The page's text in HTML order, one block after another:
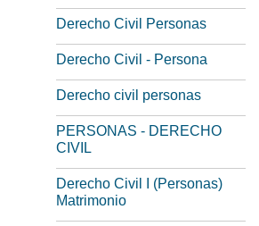
Derecho Civil Personas
Derecho Civil - Persona
Derecho civil personas
PERSONAS - DERECHO
CIVIL
Derecho Civil I (Personas)
Matrimonio